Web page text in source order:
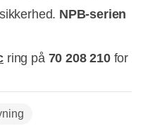
NPB-serien
ring på 70 208 210 for